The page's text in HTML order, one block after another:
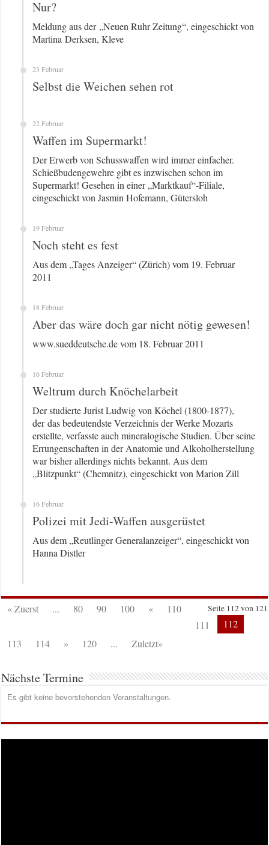
Nur?
Meldung aus der „Neuen Ruhr Zeitung“, eingeschickt von
Martina Derksen, Kleve
23 Februar
Selbst die Weichen sehen rot
22 Februar
Waffen im Supermarkt!
Der Erwerb von Schusswaffen wird immer einfacher.
Schießbudengewehre gibt es inzwischen schon im
Supermarkt! Gesehen in einer „Marktkauf“-Filiale,
eingeschickt von Jasmin Hofemann, Gütersloh
19 Februar
Noch steht es fest
Aus dem „Tages Anzeiger“ (Zürich) vom 19. Februar
2011
18 Februar
Aber das wäre doch gar nicht nötig gewesen!
www.sueddeutsche.de vom 18. Februar 2011
16 Februar
Weltrum durch Knöchelarbeit
Der studierte Jurist Ludwig von Köchel (1800-1877),
der das bedeutendste Verzeichnis der Werke Mozarts
erstellte, verfasste auch mineralogische Studien. Über seine
Errungenschaften in der Anatomie und Alkoholherstellung
war bisher allerdings nichts bekannt. Aus dem
„Blitzpunkt“ (Chemnitz), eingeschickt von Marion Zill
16 Februar
Polizei mit Jedi-Waffen ausgerüstet
Aus dem „Reutlinger Generalanzeiger“, eingeschickt von
Hanna Distler
Seite 112 von 121
« Zuerst ... 80 90 100 «
110
111
112
113
114 » 120 ... Zuletzt»
Nächste Termine
Es gibt keine bevorstehenden Veranstaltungen.